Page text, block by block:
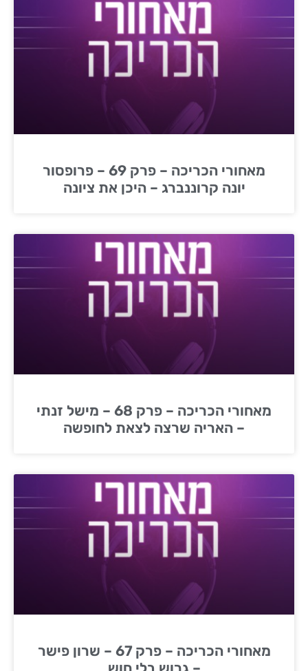
מאחורי הכריכה – פרק 69 – פרופסור
יונה קרוננברג – היכן את ציונה
מאחורי הכריכה – פרק 68 – מישל זנתי
– האריה שרצה לצאת לחופשה
מאחורי הכריכה – פרק 67 – שרון פישר